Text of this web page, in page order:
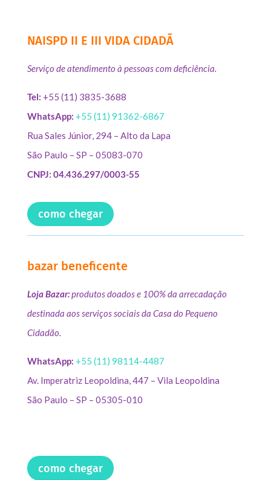
NAISPD II E III VIDA CIDADÃ
Serviço de atendimento à pessoas com deficiência.
Tel: +55 (11) 3835-3688
WhatsApp: +55 (11) 91362-6867
Rua Sales Júnior, 294 – Alto da Lapa
São Paulo – SP – 05083-070
CNPJ: 04.436.297/0003-55
como chegar
bazar beneficente
Loja Bazar:produtos doados e 100% da arrecadação
destinada aos serviços sociais da Casa do Pequeno
Cidadão.
WhatsApp: +55 (11) 98114-4487
Av. Imperatriz Leopoldina, 447 – Vila Leopoldina
São Paulo – SP – 05305-010
como chegar